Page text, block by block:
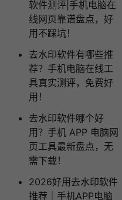
软件测评|手机电脑在
线网页靠谱盘点，好
用不踩坑！
去水印软件有哪些推
荐？手机电脑在线工
具真实测评，免费好
用！
去水印软件哪个好
用？手机 APP 电脑网
页工具最新盘点，无
需下载！
2026好用去水印软件
推荐｜手机APP电脑